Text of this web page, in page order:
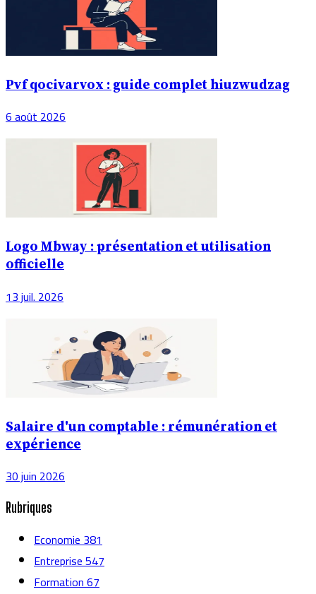
Pvf qocivarvox : guide complet hiuzwudzag
6 août 2026
Logo Mbway : présentation et utilisation
officielle
13 juil. 2026
Salaire d'un comptable : rémunération et
expérience
30 juin 2026
Rubriques
Economie381
Entreprise547
Formation67